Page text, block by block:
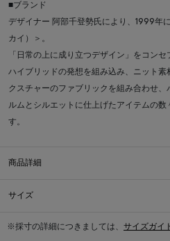
■ブランド
デザイナー 阿部千登勢氏により、1999年
カイ）＞。
「日常の上に成り立つデザイン」をコンセ
ハイブリッドの発想を組み込み、ニット
クスチャーのファブリックを組み合わせ
ルムとシルエットに仕上げたアイテムの数
す。
商品詳細
サイズ
※採寸の詳細につきましては、 サイズガイ